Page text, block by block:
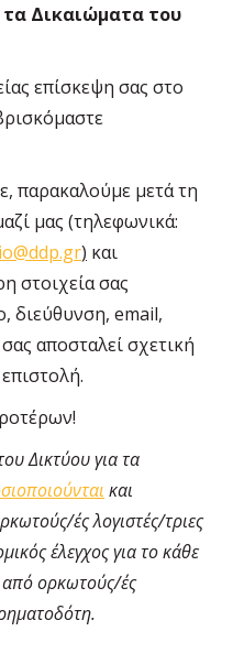
Δικαιώματα του
επίσκεψη σας στο
παρακαλούμε μετά τη
μας (τηλεφωνικά:
@ddp.gr) και
στοιχεία σας
διεύθυνση, email,
αποσταλεί σχετική
Δικτύου για τα
και
ές λογιστές/τριες
έλεγχος για το κάθε
από ορκωτούς/ές